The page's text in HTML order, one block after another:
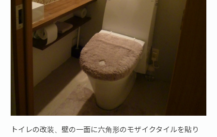
トイレの改装、壁の一面に六角形のモザイクタイルを貼り